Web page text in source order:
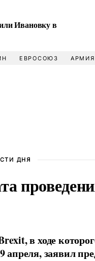
Ивановку в
ЕВРОСОЮЗ
ДНЯ
в ходе
апреля, заявил